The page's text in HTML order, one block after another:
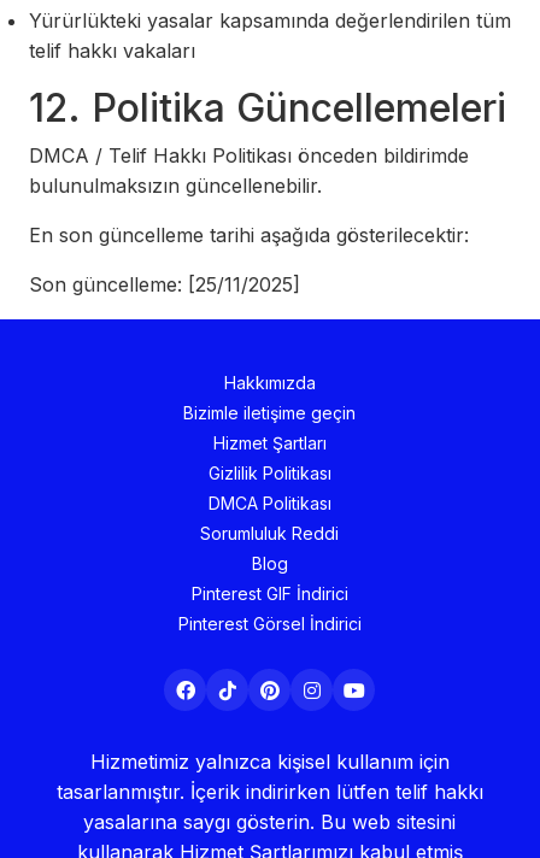
Yürürlükteki yasalar kapsamında değerlendirilen tüm
telif hakkı vakaları
12. Politika Güncellemeleri
DMCA / Telif Hakkı Politikası önceden bildirimde
bulunulmaksızın güncellenebilir.
En son güncelleme tarihi aşağıda gösterilecektir:
Son güncelleme: [25/11/2025]
Hakkımızda
Bizimle iletişime geçin
Hizmet Şartları
Gizlilik Politikası
DMCA Politikası
Sorumluluk Reddi
Blog
Pinterest GIF İndirici
Pinterest Görsel İndirici
Hizmetimiz yalnızca kişisel kullanım için
tasarlanmıştır. İçerik indirirken lütfen telif hakkı
yasalarına saygı gösterin. Bu web sitesini
kullanarak Hizmet Şartlarımızıkabul etmiş